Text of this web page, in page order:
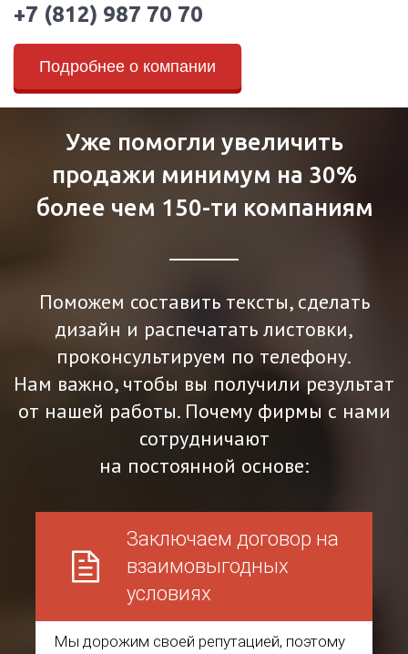
+7 (812) 987 70 70
Подробнее о компании
Уже помогли увеличить
продажи минимум на 30%
более чем 150-ти компаниям
Поможем составить тексты, сделать
дизайн и распечатать листовки,
проконсультируем по телефону.
Нам важно, чтобы вы получили результат
от нашей работы. Почему фирмы с нами
сотрудничают
на постоянной основе:
Заключаем договор на
взаимовыгодных
условиях
Мы дорожим своей репутацией, поэтому